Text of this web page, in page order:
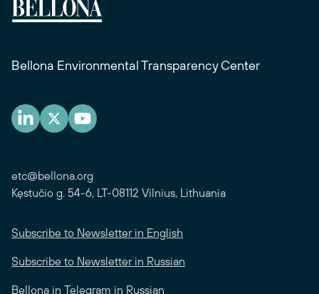
Bellona Environmental Transparency Center
etc@bellona.org
Kęstučio g. 54-6, LT-08112 Vilnius, Lithuania
Subscribe to Newsletter in English
Subscribe to Newsletter in Russian
Bellona in Telegram in Russian